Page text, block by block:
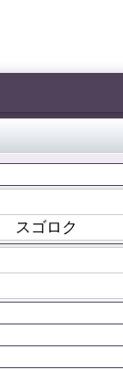
スゴロク